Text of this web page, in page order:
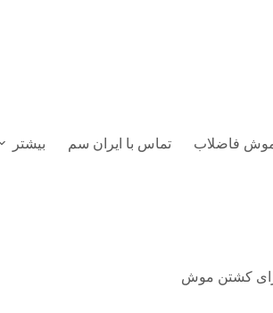
موش فاضلاب تماس با ایران سم بیشتر
کشتن موش